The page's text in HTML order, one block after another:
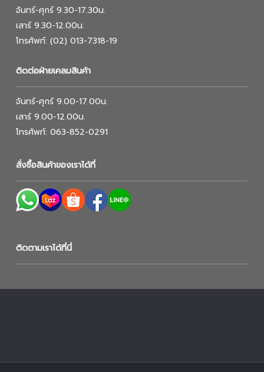
จันทร์-ศุกร์ 9.30-17.30น.
เสาร์ 9.30-12.00น.
โทรศัพท์: (02) 013-7318-19
ติดต่อฝ่ายเคลมสินค้า
จันทร์-ศุกร์ 9.00-17.00น.
เสาร์ 9.00-12.00น.
โทรศัพท์: 063-852-0291
สั่งซื้อสินค้าของเราได้ที่
ติดตามเราได้ที่นี่